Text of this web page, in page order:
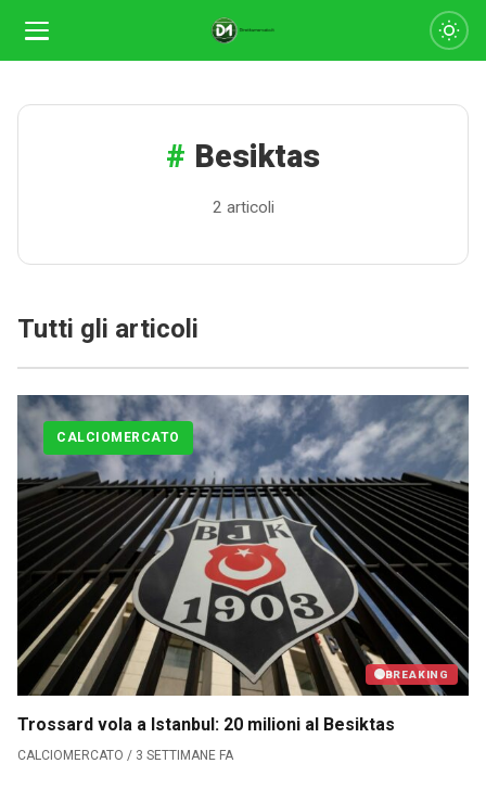
Calciomercato
Serie A
CLASSIFICA
Serie B
CLASSIFICA SERIE B
Besiktas
2 articoli
Tutti gli articoli
BREAKING
CALCIOMERCATO
Trossard vola a Istanbul: 20 milioni al Besiktas
CALCIOMERCATO / 3 SETTIMANE FA